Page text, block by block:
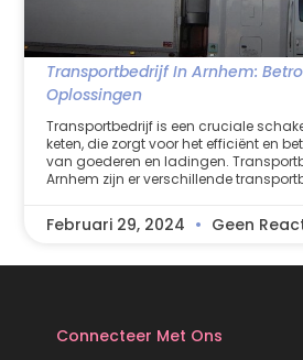
Transportbedrijf In Arnhem:
Oplossingen
Transportbedrijf is een cruciale
keten, die zorgt voor het efficiënt en
van goederen en ladingen.
Arnhem zijn er verschillende
Februari 29, 2024 Geen
Connecteer Met Ons